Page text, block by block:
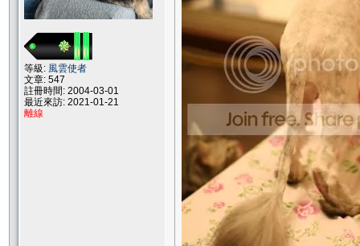
等級: 風雲使者
文章: 547
註冊時間: 2004-03-01
最近來訪: 2021-01-21
離線